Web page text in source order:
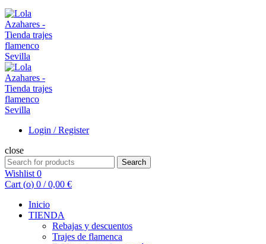
Login / Register
close
Search
for:
Search
Wishlist 0
Cart (o) 0 / 0,00 €
Inicio
TIENDA
Rebajas y descuentos
Trajes de flamenca